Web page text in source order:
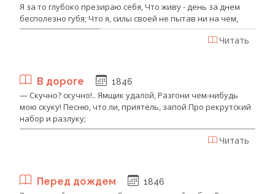
Я за то глубоко презираю себя, Что живу - день за днем
бесполезно губя; Что я, силы своей не пытав ни на чем,
Читать
В дороге 1846
— Скучно? скучно!.. Ямщик удалой, Разгони чем-нибудь
мою скуку! Песню, что ли, приятель, запой Про рекрутский
набор и разлуку;
Читать
Перед дождем 1846